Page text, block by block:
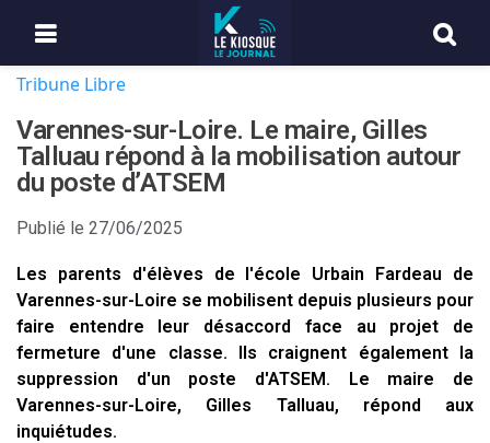
Tribune Libre
Varennes-sur-Loire. Le maire, Gilles
Talluau répond à la mobilisation autour
du poste d’ATSEM
Publié le 27/06/2025
Les parents d'élèves de l'école Urbain Fardeau de
Varennes-sur-Loire se mobilisent depuis plusieurs pour
faire entendre leur désaccord face au projet de
fermeture d'une classe. Ils craignent également la
suppression d'un poste d'ATSEM. Le maire de
Varennes-sur-Loire, Gilles Talluau, répond aux
inquiétudes.